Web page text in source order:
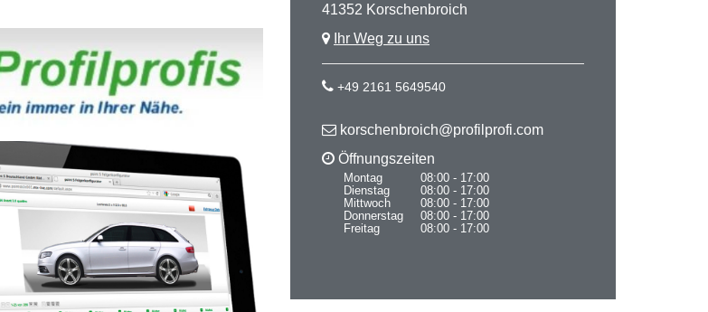
41352 Korschenbroich
Ihr Weg zu uns
+49 2161 5649540
korschenbroich@profilprofi.com
Öffnungszeiten
Montag
08:00 - 17:00
Dienstag
08:00 - 17:00
Mittwoch
08:00 - 17:00
Donnerstag
08:00 - 17:00
Freitag
08:00 - 17:00